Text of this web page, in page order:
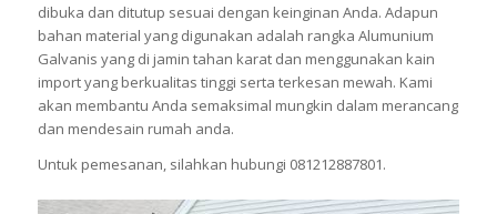
dibuka dan ditutup sesuai dengan keinginan Anda. Adapun
bahan material yang digunakan adalah rangka Alumunium
Galvanis yang di jamin tahan karat dan menggunakan kain
import yang berkualitas tinggi serta terkesan mewah. Kami
akan membantu Anda semaksimal mungkin dalam merancang
dan mendesain rumah anda.
Untuk pemesanan, silahkan hubungi 081212887801.